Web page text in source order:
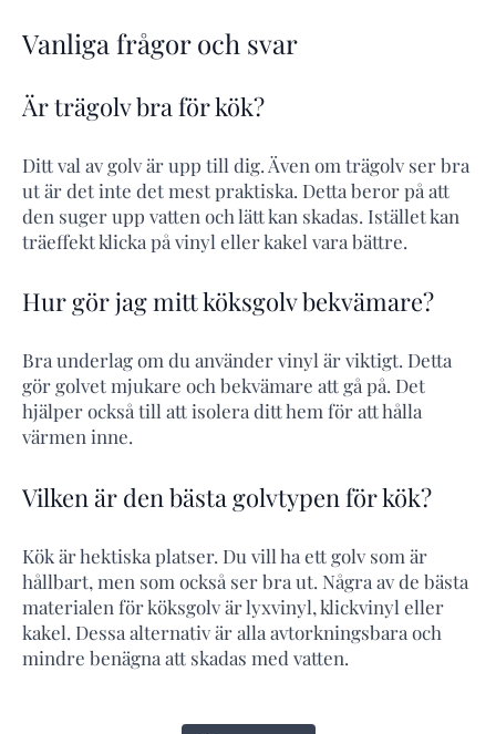
Vanliga frågor och svar
Är trägolv bra för kök?
Ditt val av golv är upp till dig. Även om trägolv ser bra
ut är det inte det mest praktiska. Detta beror på att
den suger upp vatten och lätt kan skadas. Istället kan
träeffekt klicka på vinyl eller kakel vara bättre.
Hur gör jag mitt köksgolv bekvämare?
Bra underlag om du använder vinyl är viktigt. Detta
gör golvet mjukare och bekvämare att gå på. Det
hjälper också till att isolera ditt hem för att hålla
värmen inne.
Vilken är den bästa golvtypen för kök?
Kök är hektiska platser. Du vill ha ett golv som är
hållbart, men som också ser bra ut. Några av de bästa
materialen för köksgolv är lyxvinyl, klickvinyl eller
kakel. Dessa alternativ är alla avtorkningsbara och
mindre benägna att skadas med vatten.